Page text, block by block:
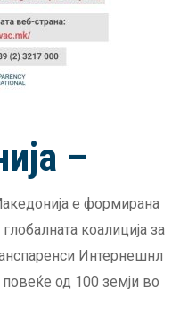
–
е формирана
коалиција за
Интернешнл
од 100 земји во